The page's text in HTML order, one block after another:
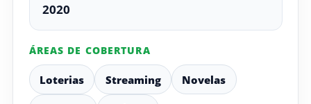
2020
ÁREAS DE COBERTURA
Loterias Streaming Novelas